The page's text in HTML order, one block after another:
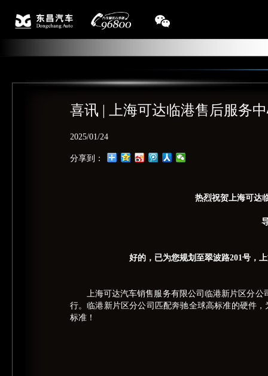
喜讯 | 上海可达临港售后服务
2025/01/24
分享到：
热烈祝贺上海可达
好的，已为您规划至翠波路201号，
上海可达汽车销售服务有限公司临港新片区分
行。临港新片区分公司匹配奔驰全球高标准的硬件
标准！